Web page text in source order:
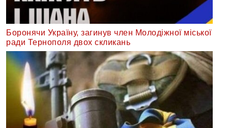
Боронячи Україну, загинув член Молодіжної міської
ради Тернополя двох скликань